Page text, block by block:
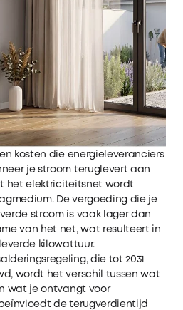
kosten die energieleveranciers
je stroom teruglevert aan
het elektriciteitsnet wordt
De vergoeding die je
stroom is vaak lager dan
van het net, wat resulteert in
kilowattuur.
die tot 2031
wordt het verschil tussen wat
wat je ontvangt voor
de terugverdientijd